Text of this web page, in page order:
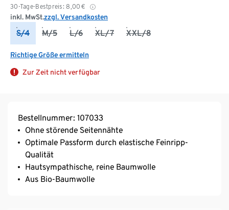
30-Tage-Bestpreis: 8,00 €
inkl. MwSt.zzgl. Versandkosten
S/4 M/5 L/6 XL/7 XXL/8
Richtige Größe ermitteln
Zur Zeit nicht verfügbar
Bestellnummer: 107033
Ohne störende Seitennähte
Optimale Passform durch elastische Feinripp-
Qualität
Hautsympathische, reine Baumwolle
Aus Bio-Baumwolle